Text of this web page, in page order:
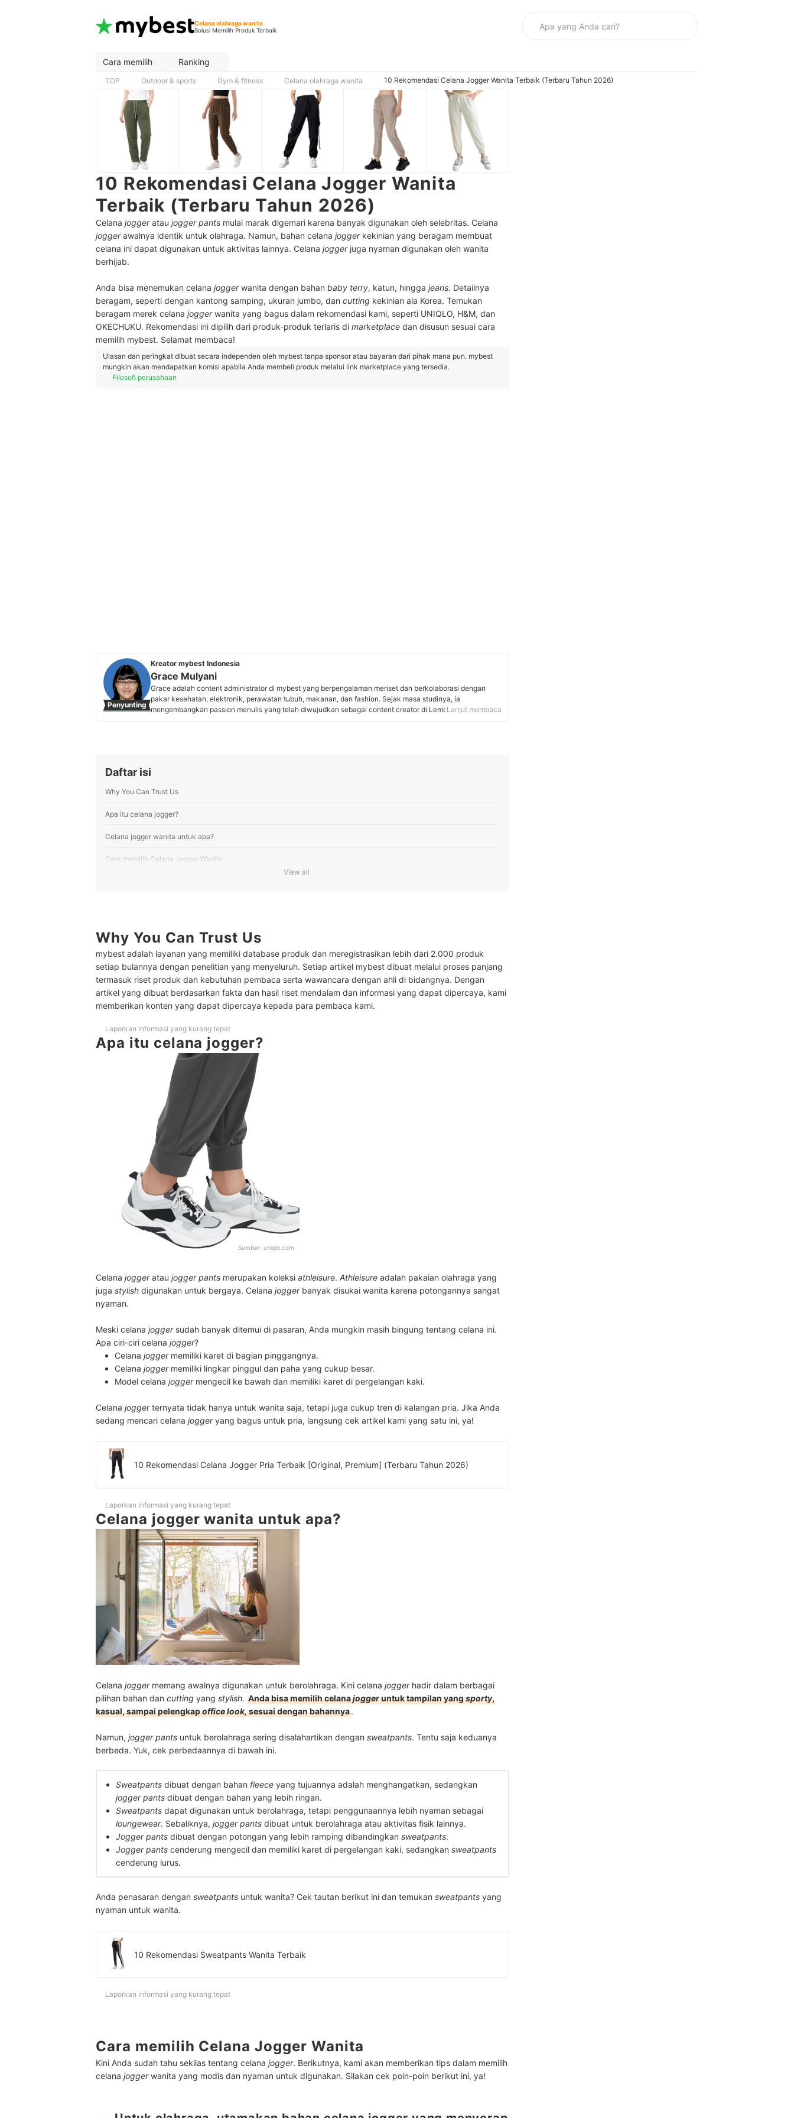
Celana olahraga wanita
Solusi Memilih Produk Terbaik
Cara memilih Ranking
TOP Outdoor & sports Gym & fitness Celana olahraga wanita 10 Rekomendasi Celana Jogger Wanita Terbaik (Terbaru Tahun 2026)
10 Rekomendasi Celana Jogger Wanita
Terbaik (Terbaru Tahun 2026)
Celana joggeratau jogger pants mulai marak digemari karena banyak digunakan oleh selebritas. Celana
joggerawalnya identik untuk olahraga. Namun, bahan celana joggerkekinian yang beragam membuat
celana ini dapat digunakan untuk aktivitas lainnya. Celana joggerjuga nyaman digunakan oleh wanita
berhijab.
Anda bisa menemukan celana joggerwanita dengan bahan baby terry, katun, hingga jeans. Detailnya
beragam, seperti dengan kantong samping, ukuran jumbo, dan cutting kekinian ala Korea. Temukan
beragam merek celana joggerwanita yang bagus dalam rekomendasi kami, seperti UNIQLO, H&M, dan
OKECHUKU. Rekomendasi ini dipilih dari produk-produk terlaris di marketplace dan disusun sesuai cara
memilih mybest. Selamat membaca!
Ulasan dan peringkat dibuat secara independen oleh mybest tanpa sponsor atau bayaran dari pihak mana pun. mybest
mungkin akan mendapatkan komisi apabila Anda membeli produk melalui link marketplace yang tersedia.
Filosofi perusahaan
Penyunting
Kreator mybest Indonesia
Grace Mulyani
Grace adalah content administrator di mybest yang berpengalaman meriset dan berkolaborasi dengan
pakar kesehatan, elektronik, perawatan tubuh, makanan, dan fashion. Sejak masa studinya, ia
mengembangkan passion menulis yang telah diwujudkan sebagai content creator di Lemon8 dan content
Lanjut membaca
Daftar isi
Why You Can Trust Us
Apa itu celana jogger?
Celana jogger wanita untuk apa?
Cara memilih Celana Jogger Wanita
Untuk wanita berhijab, pastikan celana jogger memiliki model oversized
4 Pertimbangkan celana jogger hitam polos atau warna gelap untuk menyamarkan pinggul dan paha besar
Peringkat Celana Jogger Wanita Terbaik
Tips padu padan dengan celana jogger wanita
View all
Why You Can Trust Us
mybest adalah layanan yang memiliki database produk dan meregistrasikan lebih dari 2.000 produk
setiap bulannya dengan penelitian yang menyeluruh. Setiap artikel mybest dibuat melalui proses panjang
termasuk riset produk dan kebutuhan pembaca serta wawancara dengan ahli di bidangnya. Dengan
artikel yang dibuat berdasarkan fakta dan hasil riset mendalam dan informasi yang dapat dipercaya, kami
memberikan konten yang dapat dipercaya kepada para pembaca kami.
Laporkan informasi yang kurang tepat
Apa itu celana jogger?
Sumber: uniqlo.com
Celana joggeratau jogger pants merupakan koleksi athleisure. Athleisure adalah pakaian olahraga yang
juga stylish digunakan untuk bergaya. Celana joggerbanyak disukai wanita karena potongannya sangat
nyaman.
Meski celana jogger sudah banyak ditemui di pasaran, Anda mungkin masih bingung tentang celana ini.
Apa ciri-ciri celana jogger?
Celana joggermemiliki karet di bagian pinggangnya.
Celana joggermemiliki lingkar pinggul dan paha yang cukup besar.
Model celana joggermengecil ke bawah dan memiliki karet di pergelangan kaki.
Celana joggerternyata tidak hanya untuk wanita saja, tetapi juga cukup tren di kalangan pria. Jika Anda
sedang mencari celana joggeryang bagus untuk pria, langsung cek artikel kami yang satu ini, ya!
10 Rekomendasi Celana Jogger Pria Terbaik [Original, Premium] (Terbaru Tahun 2026)
Laporkan informasi yang kurang tepat
Celana jogger wanita untuk apa?
Celana joggermemang awalnya digunakan untuk berolahraga. Kini celana joggerhadir dalam berbagai
pilihan bahan dan cutting yang stylish. Anda bisa memilih celanajoggeruntuk tampilan yangsporty,
kasual, sampai pelengkapoffice look,sesuai dengan bahannya.
Namun, jogger pants untuk berolahraga sering disalahartikan dengan sweatpants. Tentu saja keduanya
berbeda. Yuk, cek perbedaannya di bawah ini.
Sweatpants dibuat dengan bahan fleece yang tujuannya adalah menghangatkan, sedangkan
jogger pants dibuat dengan bahan yang lebih ringan.
Sweatpants dapat digunakan untuk berolahraga, tetapi penggunaannya lebih nyaman sebagai
loungewear. Sebaliknya, jogger pants dibuat untuk berolahraga atau aktivitas fisik lainnya.
Jogger pants dibuat dengan potongan yang lebih ramping dibandingkan sweatpants.
Jogger pants cenderung mengecil dan memiliki karet di pergelangan kaki, sedangkan sweatpants
cenderung lurus.
Anda penasaran dengan sweatpants untuk wanita? Cek tautan berikut ini dan temukan sweatpants yang
nyaman untuk wanita.
10 Rekomendasi Sweatpants Wanita Terbaik
Laporkan informasi yang kurang tepat
Cara memilih Celana Jogger Wanita
Kini Anda sudah tahu sekilas tentang celana jogger. Berikutnya, kami akan memberikan tips dalam memilih
celana joggerwanita yang modis dan nyaman untuk digunakan. Silakan cek poin-poin berikut ini, ya!